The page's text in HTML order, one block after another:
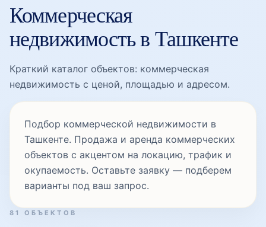
Коммерческая
недвижимость в Ташкенте
Краткий каталог объектов: коммерческая
недвижимость с ценой, площадью и адресом.
Подбор коммерческой недвижимости в
Ташкенте. Продажа и аренда коммерческих
объектов с акцентом на локацию, трафик и
окупаемость. Оставьте заявку — подберем
варианты под ваш запрос.
81 ОБЪЕКТОВ